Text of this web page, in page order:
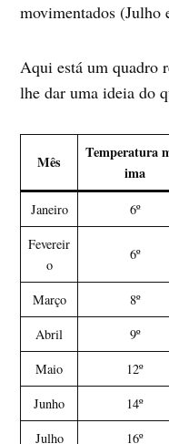
movimentados (Julho
Aqui está um quadro
lhe dar uma ideia do
Mês
Temperatura
ima
Janeiro 6º
Fevereir
o
6º
Março 8º
Abril
9º
Maio
12º
Junho
14º
Julho
16º